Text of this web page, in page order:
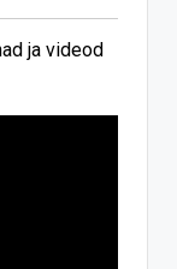
ja videod